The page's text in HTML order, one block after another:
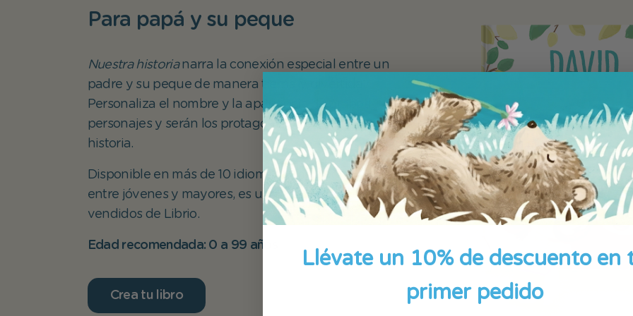
Para papá y su peque
Nuestra historianarra la conexión especial entre un
padre y su peque de manera tierna y divertida.
Personaliza el nombre y la apariencia de ambos
personajes y serán los protagonistas de su propia
historia.
Disponible en más de 10 idiomas y muy popular
entre jóvenes y mayores, es uno de los más
vendidos de Librio.
Edad recomendada: 0 a 99 años
Crea tu libro
Llévate un 10% de descuento en
primer pedido